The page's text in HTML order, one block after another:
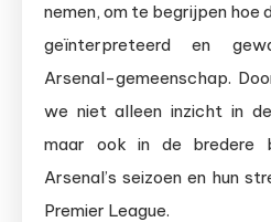
nemen, om te begrijpen hoe
geïnterpreteerd en
Arsenal-gemeenschap.
we niet alleen inzicht in
maar ook in de bredere
Arsenal’s seizoen en hun
Premier League.